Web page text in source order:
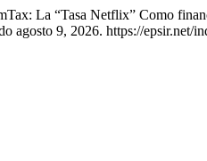
La “Tasa Netflix” Como
agosto 9, 2026. https://epsir.net/